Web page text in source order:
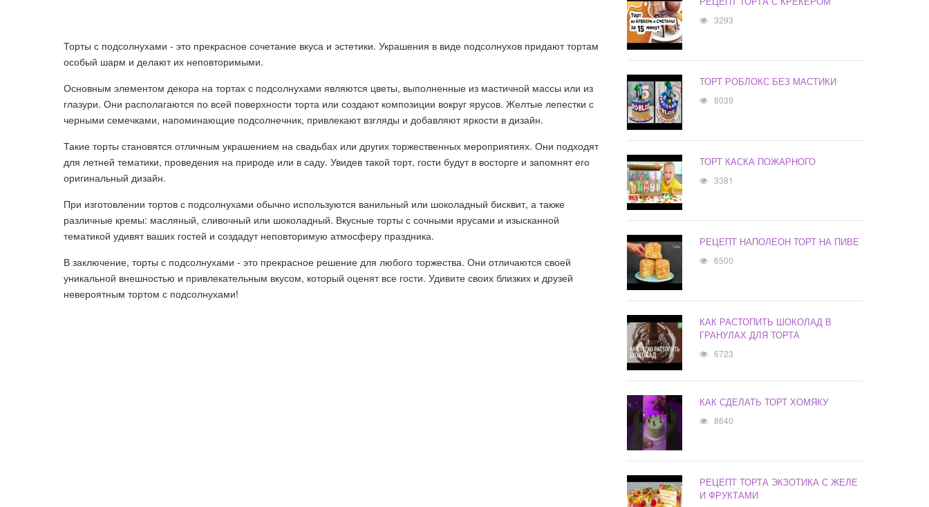
Торты с подсолнухами - это прекрасное сочетание вкуса и эстетики. Украшения в виде подсолнухов придают тортам
особый шарм и делают их неповторимыми.
Основным элементом декора на тортах с подсолнухами являются цветы, выполненные из мастичной массы или из
глазури. Они располагаются по всей поверхности торта или создают композиции вокруг ярусов. Желтые лепестки с
черными семечками, напоминающие подсолнечник, привлекают взгляды и добавляют яркости в дизайн.
Такие торты становятся отличным украшением на свадьбах или других торжественных мероприятиях. Они подходят
для летней тематики, проведения на природе или в саду. Увидев такой торт, гости будут в восторге и запомнят его
оригинальный дизайн.
При изготовлении тортов с подсолнухами обычно используются ванильный или шоколадный бисквит, а также
различные кремы: масляный, сливочный или шоколадный. Вкусные торты с сочными ярусами и изысканной
тематикой удивят ваших гостей и создадут неповторимую атмосферу праздника.
В заключение, торты с подсолнухами - это прекрасное решение для любого торжества. Они отличаются своей
уникальной внешностью и привлекательным вкусом, который оценят все гости. Удивите своих близких и друзей
невероятным тортом с подсолнухами!
3293
ТОРТ РОБЛОКС БЕЗ МАСТИКИ
8039
ТОРТ КАСКА ПОЖАРНОГО
3381
РЕЦЕПТ НАПОЛЕОН ТОРТ НА ПИВЕ
6500
КАК РАСТОПИТЬ ШОКОЛАД В
ГРАНУЛАХ ДЛЯ ТОРТА
6723
КАК СДЕЛАТЬ ТОРТ ХОМЯКУ
8640
РЕЦЕПТ ТОРТА ЭКЗОТИКА С ЖЕЛЕ
И ФРУКТАМИ